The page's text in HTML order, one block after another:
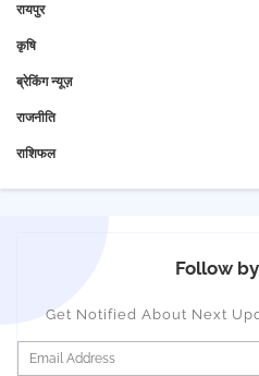
रायपुर
कृषि
ब्रेकिंग न्यूज़
राजनीति
राशिफल
Follow
Get Notified About Next